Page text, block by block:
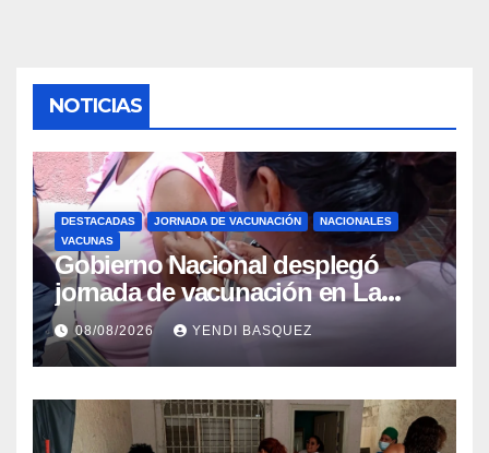
NOTICIAS
DESTACADAS JORNADA DE VACUNACIÓN
NACIONALES
VACUNAS
Gobierno Nacional desplegó
jornada de vacunación en La
Guaira para garantizar protección
epidemiológica
08/08/2026 YENDI BASQUEZ